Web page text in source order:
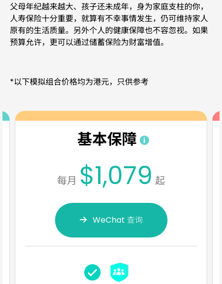
父母年纪越来越大、孩子还未成年，身为家庭支柱的你，
人寿保险十分重要，就算有不幸事情发生，仍可维持家人
原有的生活质量。另外个人的健康保障也不容忽视。如果
预算允许，更可以通过储蓄保险为财富增值。
*以下模拟组合价格均为港元，只供参考
基本保障
每月 $1,079 起
WeChat 查询